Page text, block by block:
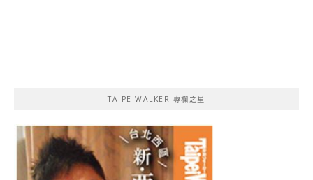
TAIPEIWALKER 專欄之星